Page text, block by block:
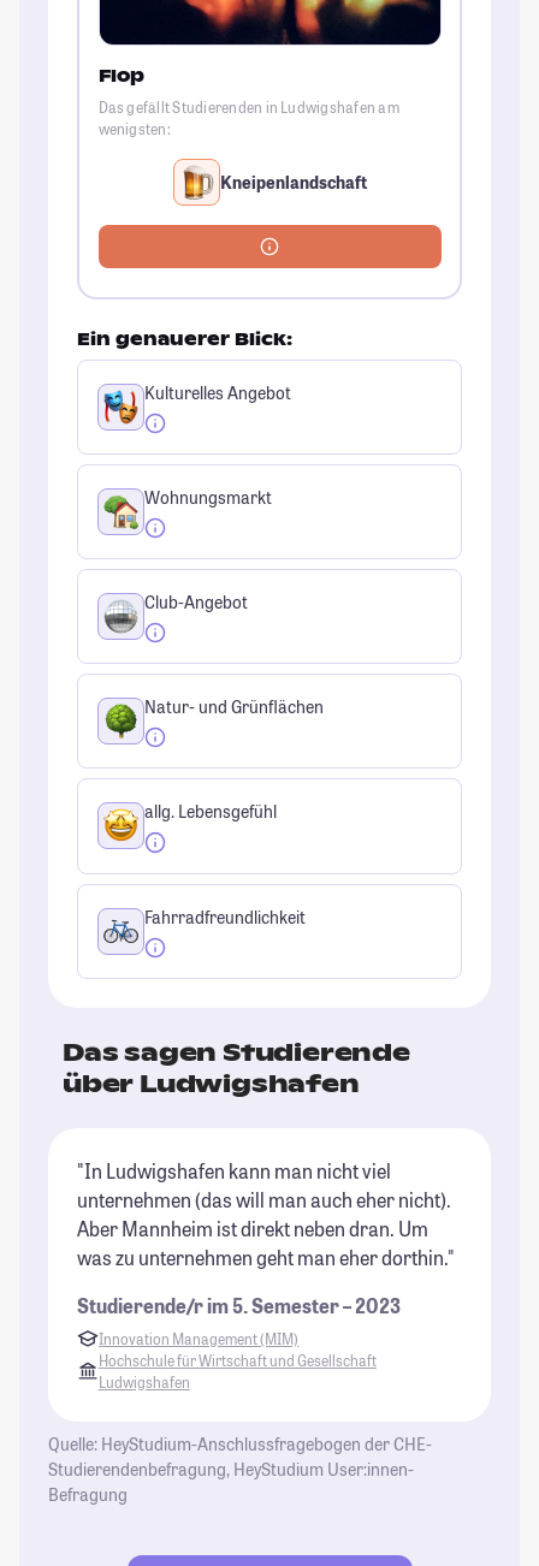
Flop
Das gefällt Studierenden in Ludwigshafen am
wenigsten:
Kneipenlandschaft
Ein genauerer Blick:
Kulturelles Angebot
Wohnungsmarkt
Club-Angebot
Natur- und Grünflächen
allg. Lebensgefühl
Fahrradfreundlichkeit
Das sagen Studierende
über Ludwigshafen
"In Ludwigshafen kann man nicht viel
unternehmen (das will man auch eher nicht).
Aber Mannheim ist direkt neben dran. Um
was zu unternehmen geht man eher dorthin."
Studierende/r im 5. Semester – 2023
Innovation Management (MIM)
Hochschule für Wirtschaft und Gesellschaft
Ludwigshafen
Quelle: HeyStudium-Anschlussfragebogen der CHE-
Studierendenbefragung, HeyStudium User:innen-
Befragung